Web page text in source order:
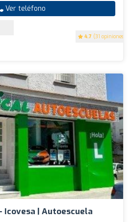
4.7 (31 opiniones)
Ver teléfono
Icovesa | Autoescuela